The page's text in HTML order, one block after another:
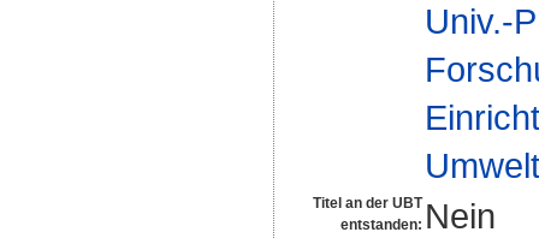
Univ.-
Titel an der UBT
entstanden: Nein